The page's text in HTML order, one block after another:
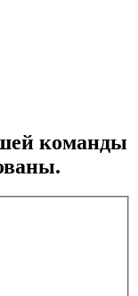
команды